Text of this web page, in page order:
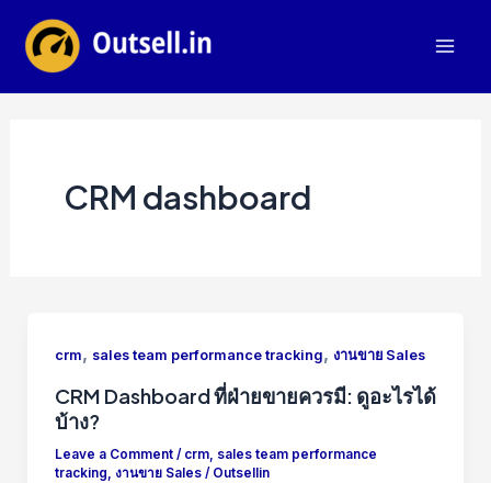
content
CRM dashboard
crm, sales team performance tracking, งานขาย Sales
CRM Dashboard ที่ฝ่ายขายควรมี: ดูอะไรได้
บ้าง?
Leave a Comment / crm, sales team performance
tracking, งานขาย Sales/ Outsellin